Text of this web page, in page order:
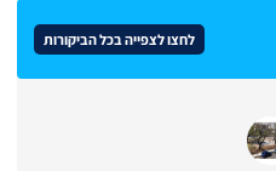
לחצו לצפייה בכל הביקורות